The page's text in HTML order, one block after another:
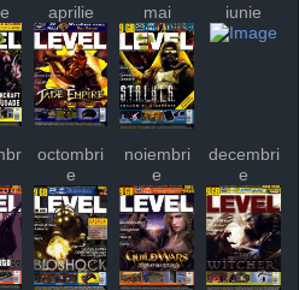
aprilie mai iunie
octombri
e
noiembri
e
decembri
e